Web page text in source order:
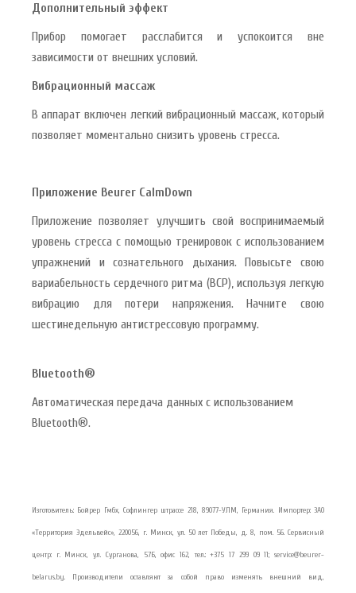
Дополнительный эффект
Прибор помогает расслабится и успокоится вне
зависимости от внешних условий.
Вибрационный массаж
В аппарат включен легкий вибрационный массаж, который
позволяет моментально снизить уровень стресса.
Приложение Beurer CalmDown
Приложение позволяет улучшить свой воспринимаемый
уровень стресса с помощью тренировок с использованием
упражнений и сознательного дыхания. Повысьте свою
вариабельность сердечного ритма (ВСР), используя легкую
вибрацию для потери напряжения. Начните свою
шестинедельную антистрессовую программу.
Bluetooth®
Автоматическая передача данных с использованием
Bluetooth®.
Изготовитель: Бойрер Гмбх, Софлингер штрассе 218, 89077-УЛМ, Германия. Импортер: ЗАО
«Территория Эдельвейс», 220056, г. Минск, ул. 50 лет Победы, д. 8, пом. 56. Сервисный
центр: г. Минск, ул. Сурганова, 57Б, офис 162, тел.: +375 17 299 09 11; service@beurer-
belarus.by. Производители оставляют за собой право изменять внешний вид,